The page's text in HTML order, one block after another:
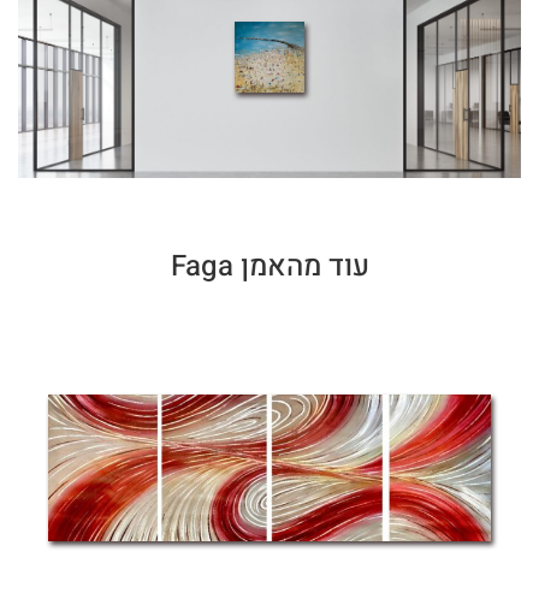
עוד מהאמן Faga